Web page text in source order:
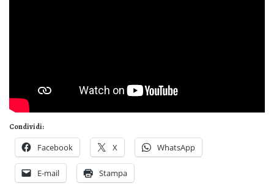
Condividi:
Facebook X WhatsApp
E-mail Stampa